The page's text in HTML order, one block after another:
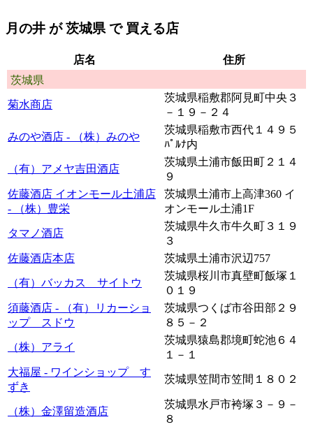
月の井 が茨城県 で 買える店
店名
住所
茨城県
菊水商店
茨城県稲敷郡阿見町中央３
－１９－２４
みのや酒店 - （株）みのや
茨城県稲敷市西代１４９５
ﾊﾟﾙﾅ内
（有）アメヤ吉田酒店
茨城県土浦市飯田町２１４
９
佐藤酒店 イオンモール土浦店
- （株）豊栄
茨城県土浦市上高津360 イ
オンモール土浦1F
タマノ酒店
茨城県牛久市牛久町３１９
３
佐藤酒店本店
茨城県土浦市沢辺757
（有）バッカス サイトウ
茨城県桜川市真壁町飯塚１
０１９
須藤酒店 - （有）リカーショ
ップ スドウ
茨城県つくば市谷田部２９
８５－２
（株）アライ
茨城県猿島郡境町蛇池６４
１－１
大福屋 - ワインショップ す
ずき
茨城県笠間市笠間１８０２
（株）金澤留造酒店
茨城県水戸市袴塚３－９－
８